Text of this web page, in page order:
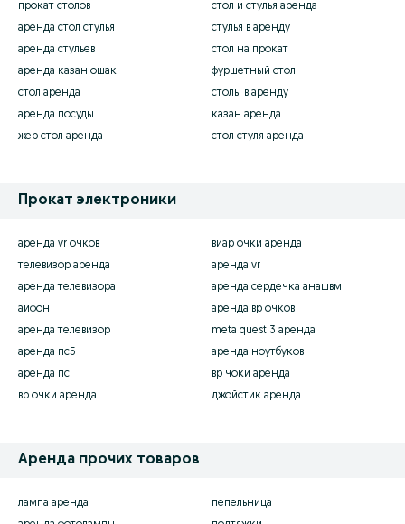
прокат столов
аренда стол стулья
аренда стульев
аренда казан ошак
стол аренда
аренда посуды
жер стол аренда
стол и стулья аренда
стулья в аренду
стол на прокат
фуршетный стол
столы в аренду
казан аренда
стол стуля аренда
Прокат электроники
аренда vr очков
телевизор аренда
аренда телевизора
айфон
аренда телевизор
аренда пс5
аренда пс
вр очки аренда
виар очки аренда
аренда vr
аренда сердечка анашвм
аренда вр очков
meta quest 3 аренда
аренда ноутбуков
вр чоки аренда
джойстик аренда
Аренда прочих товаров
лампа аренда
пепельница